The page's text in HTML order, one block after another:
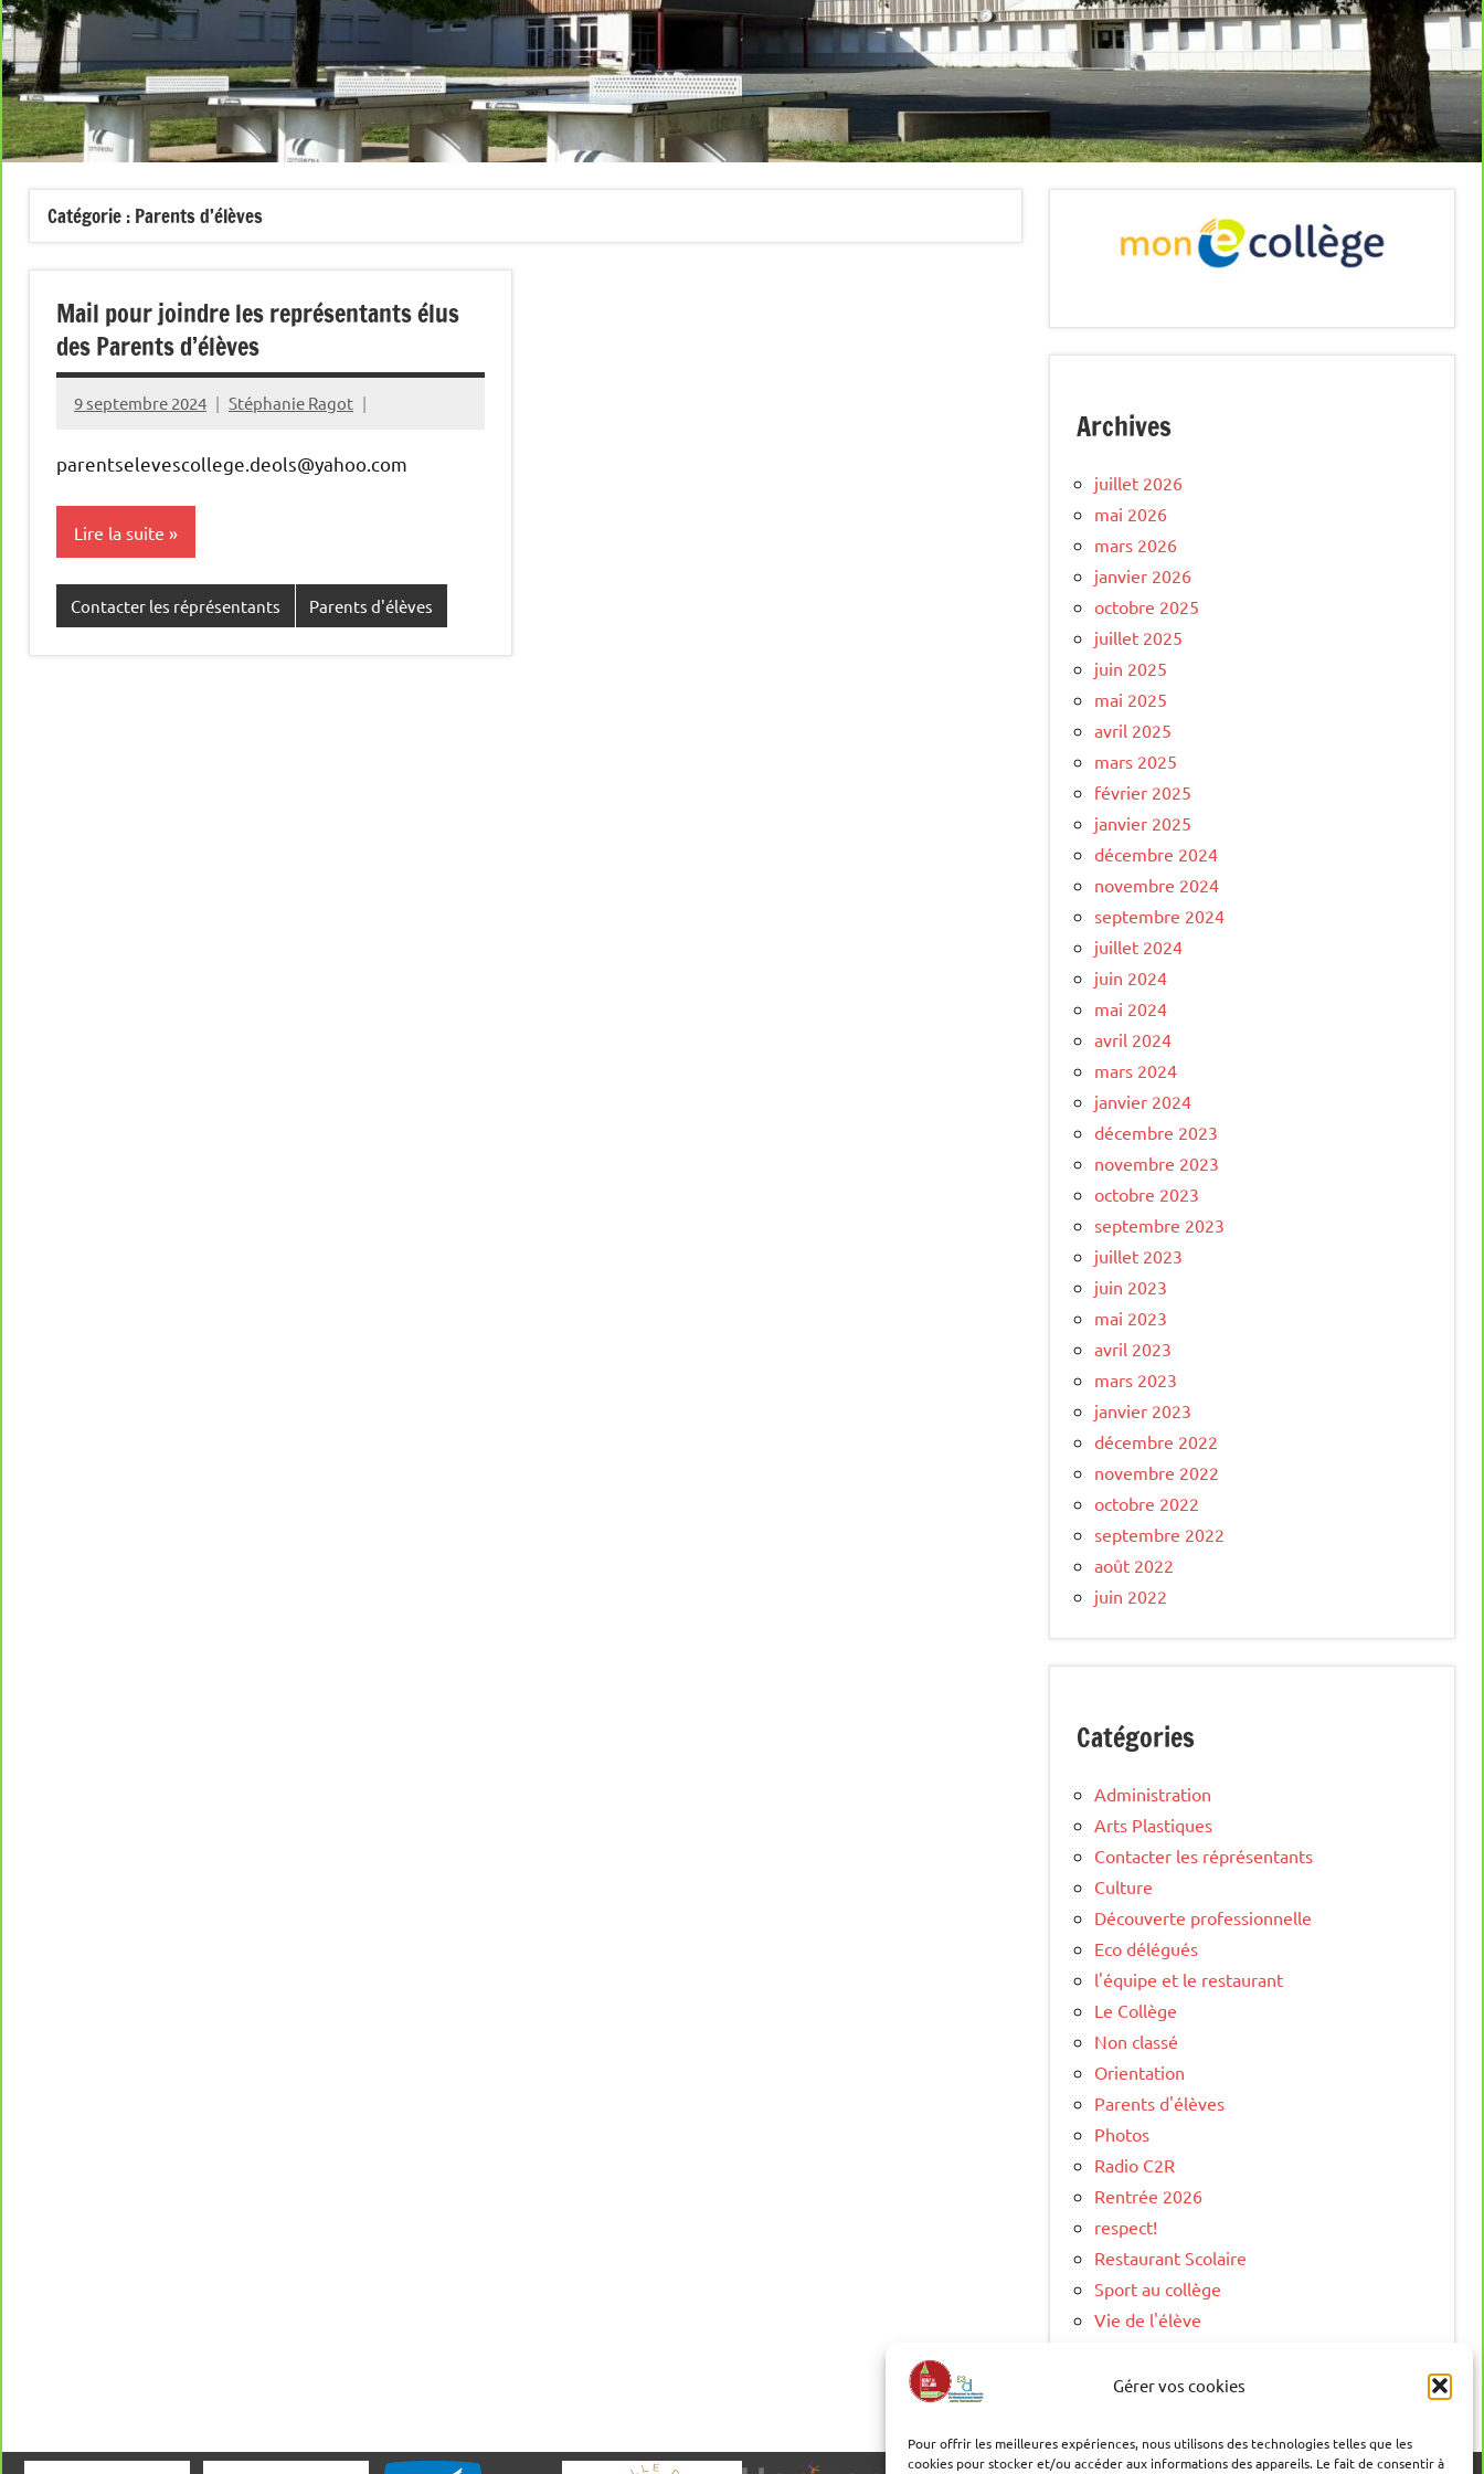
Gérer vos cookies
Pour offrir les meilleures expériences, nous utilisons des technologies telles que les
cookies pour stocker et/ou accéder aux informations des appareils. Le fait de consentir à
Catégorie : Parents d’élèves
Mail pour joindre les représentants élus
des Parents d’élèves
9 septembre 2024 Stéphanie Ragot
parentselevescollege.deols@yahoo.com
Lire la suite
Contacter les réprésentants Parents d'élèves
Archives
juillet 2026
mai 2026
mars 2026
janvier 2026
octobre 2025
juillet 2025
juin 2025
mai 2025
avril 2025
mars 2025
février 2025
janvier 2025
décembre 2024
novembre 2024
septembre 2024
juillet 2024
juin 2024
mai 2024
avril 2024
mars 2024
janvier 2024
décembre 2023
novembre 2023
octobre 2023
septembre 2023
juillet 2023
juin 2023
mai 2023
avril 2023
mars 2023
janvier 2023
décembre 2022
novembre 2022
octobre 2022
septembre 2022
août 2022
juin 2022
Catégories
Administration
Arts Plastiques
Contacter les réprésentants
Culture
Découverte professionnelle
Eco délégués
l'équipe et le restaurant
Le Collège
Non classé
Orientation
Parents d'élèves
Photos
Radio C2R
Rentrée 2026
respect!
Restaurant Scolaire
Sport au collège
Vie de l'élève
Visite Virtuelle